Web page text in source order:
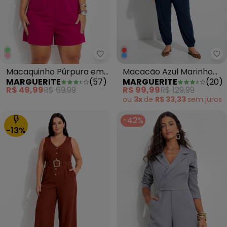
Marguerite - Macaquinho
Macaquinho Púrpura em
Malha
MARGUERITE (57)
R$ 49,99R$ 69,99
Macacão Azul Marinho
em Malha de Algodão
MARGUERITE (20)
R$ 99,99R$ 129,99
ou 3x de R$ 33,33 sem juros
-13%
-42%